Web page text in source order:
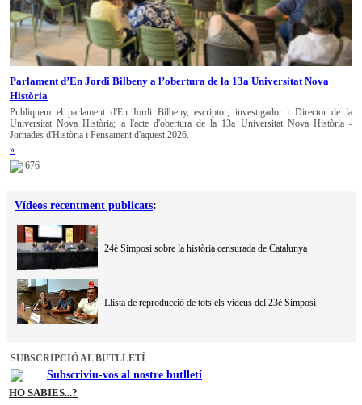
Parlament d’En Jordi Bilbeny a l’obertura de la 13a Universitat Nova
Història
Publiquem el parlament d'En Jordi Bilbeny, escriptor, investigador i Director de la
Universitat Nova Història; a l'acte d'obertura de la 13a Universitat Nova Història -
Jornades d'Història i Pensament d'aquest 2026.
»
676
Vídeos recentment publicats:
24è Simposi sobre la història censurada de Catalunya
Llista de reproducció de tots els videus del 23è Simposi
SUBSCRIPCIÓ AL BUTLLETÍ
Subscriviu-vos al nostre butlletí
HO SABIES...?